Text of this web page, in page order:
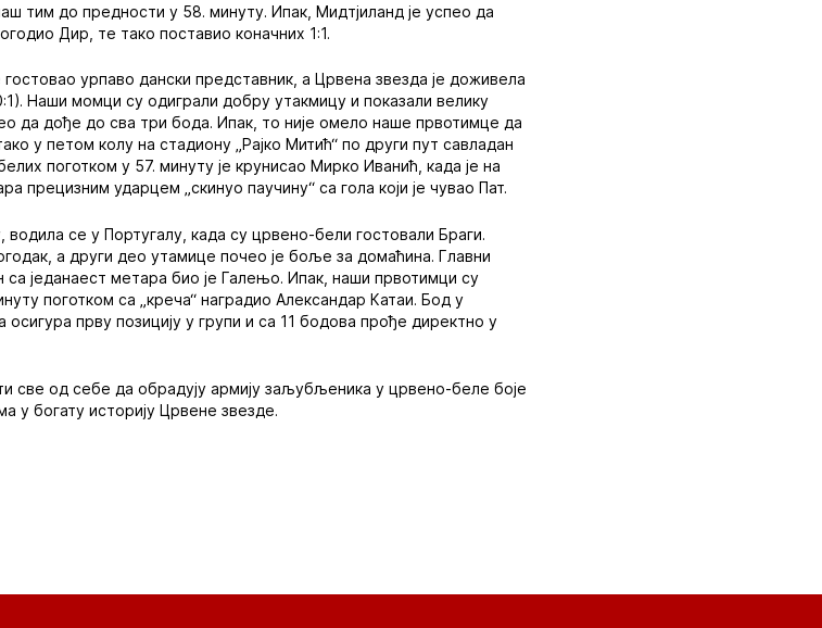
тим до предности у 58. минуту. Ипак, Мидтјиланд је успео да
Дир, те тако поставио коначних 1:1.
урпаво дански представник, а Црвена звезда је доживела
Наши момци су одиграли добру утакмицу и показали велику
да дође до сва три бода. Ипак, то није омело наше првотимце да
у петом колу на стадиону „Рајко Митић“ по други пут савладан
поготком у 57. минуту је крунисао Мирко Иванић, када је на
прецизним ударцем „скинуо паучину“ са гола који је чувао Пат.
се у Португалу, када су црвено-бели гостовали Браги.
а други део утамице почео је боље за домаћина. Главни
са једанаест метара био је Галењо. Ипак, наши првотимци су
поготком са „креча“ наградио Александар Катаи. Бод у
прву позицију у групи и са 11 бодова прође директно у
све од себе да обрадују армију заљубљеника у црвено-беле боје
у богату историју Црвене звезде.